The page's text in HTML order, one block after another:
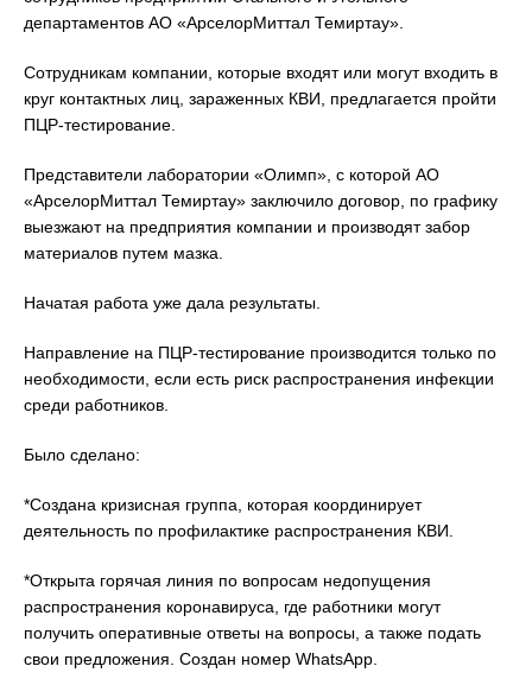
департаментов АО «АрселорМиттал Темиртау».
Сотрудникам компании, которые входят или могут входить в
круг контактных лиц, зараженных КВИ, предлагается пройти
ПЦР-тестирование.
Представители лаборатории «Олимп», с которой АО
«АрселорМиттал Темиртау» заключило договор, по графику
выезжают на предприятия компании и производят забор
материалов путем мазка.
Начатая работа уже дала результаты.
Направление на ПЦР-тестирование производится только по
необходимости, если есть риск распространения инфекции
среди работников.
Было сделано:
*Создана кризисная группа, которая координирует
деятельность по профилактике распространения КВИ.
*Открыта горячая линия по вопросам недопущения
распространения коронавируса, где работники могут
получить оперативные ответы на вопросы, а также подать
свои предложения. Создан номер WhatsApp.